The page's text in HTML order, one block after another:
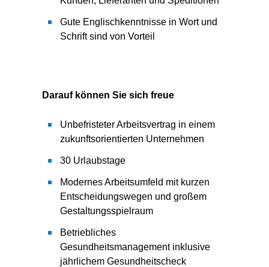
Gute Englischkenntnisse in Wort und
Schrift sind von Vorteil
Darauf können Sie sich freue
Unbefristeter Arbeitsvertrag in einem
zukunftsorientierten Unternehmen
30 Urlaubstage
Modernes Arbeitsumfeld mit kurzen
Entscheidungswegen und großem
Gestaltungsspielraum
Betriebliches
Gesundheitsmanagement inklusive
jährlichem Gesundheitscheck